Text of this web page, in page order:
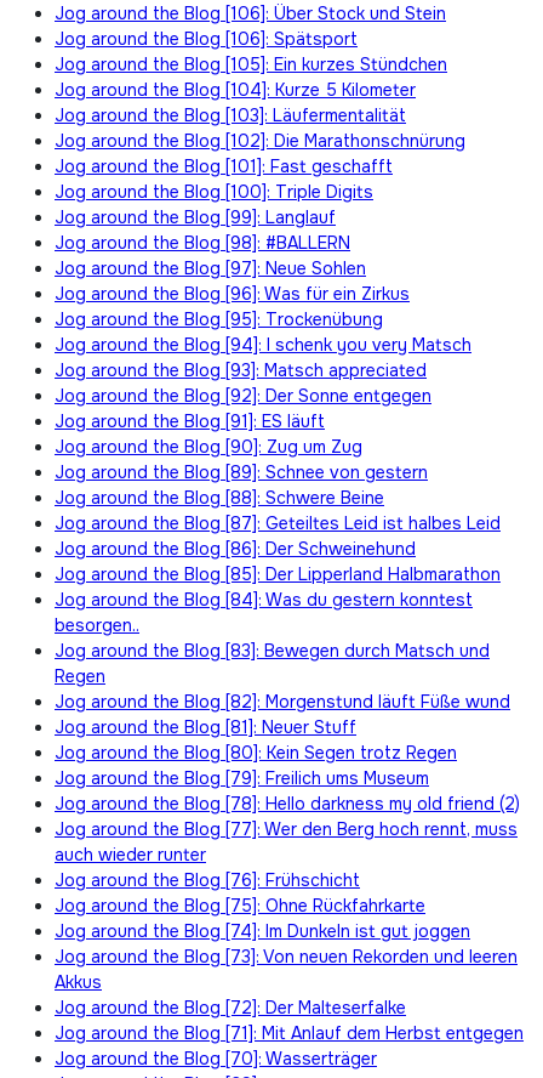
Jog around the Blog [106]: Über Stock und Stein
Jog around the Blog [106]: Spätsport
Jog around the Blog [105]: Ein kurzes Stündchen
Jog around the Blog [104]: Kurze 5 Kilometer
Jog around the Blog [103]: Läufermentalität
Jog around the Blog [102]: Die Marathonschnürung
Jog around the Blog [101]: Fast geschafft
Jog around the Blog [100]: Triple Digits
Jog around the Blog [99]: Langlauf
Jog around the Blog [98]: #BALLERN
Jog around the Blog [97]: Neue Sohlen
Jog around the Blog [96]: Was für ein Zirkus
Jog around the Blog [95]: Trockenübung
Jog around the Blog [94]: I schenk you very Matsch
Jog around the Blog [93]: Matsch appreciated
Jog around the Blog [92]: Der Sonne entgegen
Jog around the Blog [91]: ES läuft
Jog around the Blog [90]: Zug um Zug
Jog around the Blog [89]: Schnee von gestern
Jog around the Blog [88]: Schwere Beine
Jog around the Blog [87]: Geteiltes Leid ist halbes Leid
Jog around the Blog [86]: Der Schweinehund
Jog around the Blog [85]: Der Lipperland Halbmarathon
Jog around the Blog [84]: Was du gestern konntest
besorgen..
Jog around the Blog [83]: Bewegen durch Matsch und
Regen
Jog around the Blog [82]: Morgenstund läuft Füße wund
Jog around the Blog [81]: Neuer Stuff
Jog around the Blog [80]: Kein Segen trotz Regen
Jog around the Blog [79]: Freilich ums Museum
Jog around the Blog [78]: Hello darkness my old friend (2)
Jog around the Blog [77]: Wer den Berg hoch rennt, muss
auch wieder runter
Jog around the Blog [76]: Frühschicht
Jog around the Blog [75]: Ohne Rückfahrkarte
Jog around the Blog [74]: Im Dunkeln ist gut joggen
Jog around the Blog [73]: Von neuen Rekorden und leeren
Akkus
Jog around the Blog [72]: Der Malteserfalke
Jog around the Blog [71]: Mit Anlauf dem Herbst entgegen
Jog around the Blog [70]: Wasserträger